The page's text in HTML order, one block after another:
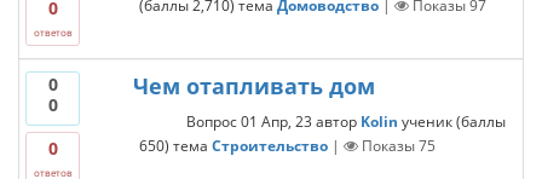
0
ответов
(баллы2,710) тема Домоводство Показы97
0
0
0
ответов
Чем отапливать дом
Вопрос 01 Апр, 23 автор Kolin ученик (баллы
650) тема Строительство | Показы75